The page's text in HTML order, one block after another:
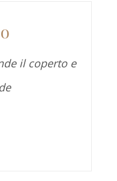
il coperto e